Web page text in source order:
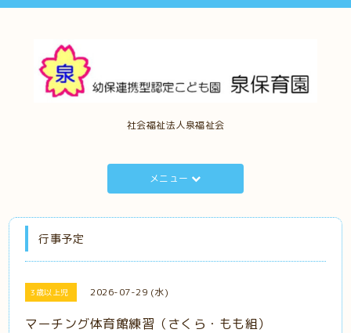
社会福祉法人泉福祉会
メニュー
行事予定
3歳以上児 2026-07-29 (水)
マーチング体育館練習（さくら・もも組）